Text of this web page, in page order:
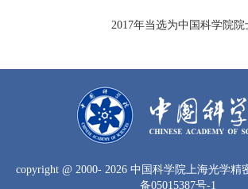
2017年当选为中国科学院院
copyright @ 2000- 2026 中国科学院上海光学精
备05015387号-1